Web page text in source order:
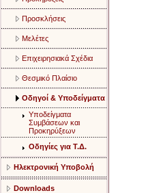
Προσκλήσεις
Μελέτες
Επιχειρησιακά Σχέδια
Θεσμικό Πλαίσιο
Οδηγοί & Υποδείγματα
Υποδείγματα
Συμβάσεων και
Προκηρύξεων
Οδηγίες για Τ.Δ.
Ηλεκτρονική Υποβολή
Downloads